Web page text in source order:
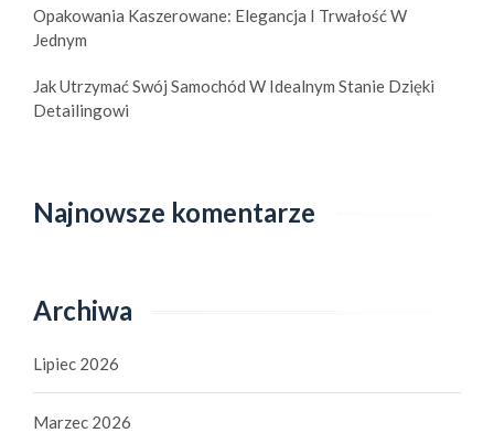
Opakowania Kaszerowane: Elegancja I Trwałość W
Jednym
Jak Utrzymać Swój Samochód W Idealnym Stanie Dzięki
Detailingowi
Najnowsze komentarze
Archiwa
Lipiec 2026
Marzec 2026